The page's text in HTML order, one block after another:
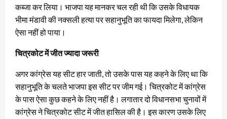
कब्जा कर लिया। भाजपा यह मानकर चल रही थी कि उसके विधायक
भीमा मंडावी की नक्सली हत्या पर सहानुभूति का फायदा मिलेगा, लेकिन
ऐसा नहीं हो पाया।
चित्रकोट में जीत ज्यादा जरूरी
अगर कांग्रेस यह सीट हार जाती, तो उसके पास यह कहने के लिए था कि
सहानुभूति के चलते भाजपा इस सीट पर जीम गई। चित्रकोट में कांग्रेस
के पास ऐसा कुछ कहने के लिए नहीं है। लगातार दो विधानसभा चुनावों में
कांग्रेस ने चित्रकोट सीट में जीत हासिल की है। इस कारण उसके लिए